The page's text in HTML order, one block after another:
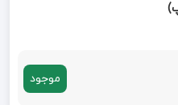
موجود